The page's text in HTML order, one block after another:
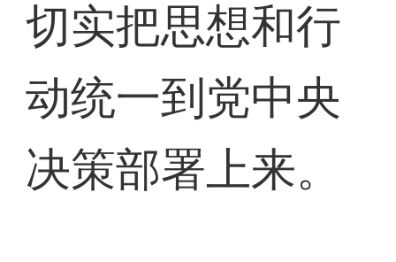
切实把思想和行
动统一到党中央
决策部署上来。